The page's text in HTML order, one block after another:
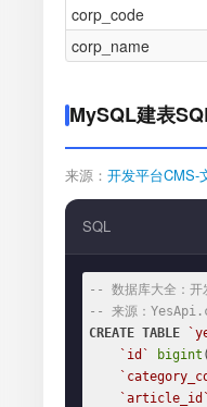
corp_code
corp_name
MySQL建表
来源： 开发平台CMS-
SQL
-- 数据库大全：开
-- 来源：
CREATE TABLE
`id`
bigint (
`article_id`